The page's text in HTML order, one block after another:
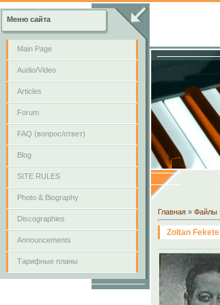
Меню сайта
Main Page
Audio/Video
Articles
Forum
FAQ (вопрос/ответ)
Blog
SITE RULES
Photo & Biography
Discographies
Announcements
Тарифные планы
Главная » Файлы
Zoltan